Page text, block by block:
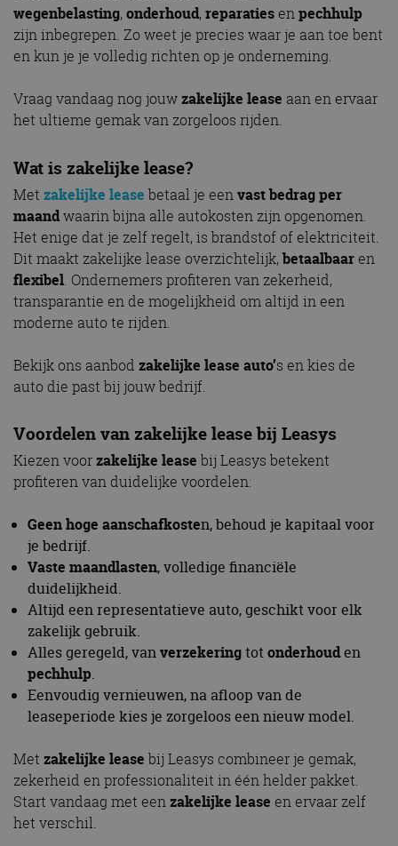
wegenbelasting, onderhoud, reparatiesenpechhulp
zijn inbegrepen. Zo weet je precies waar je aan toe bent
en kun je je volledig richten op je onderneming.
Vraag vandaag nog jouwzakelijke lease aan en ervaar
het ultieme gemak van zorgeloos rijden.
Wat is zakelijke lease?
Met zakelijke lease betaal je eenvast bedrag per
maandwaarin bijna alle autokosten zijn opgenomen.
Het enige dat je zelf regelt, is brandstof of elektriciteit.
Dit maakt zakelijke lease overzichtelijk, betaalbaaren
flexibel. Ondernemers profiteren van zekerheid,
transparantie en de mogelijkheid om altijd in een
moderne auto te rijden.
Bekijk ons aanbod zakelijke lease auto’s en kies de
auto die past bij jouw bedrijf.
Voordelen vanzakelijke leasebij Leasys
Kiezen voorzakelijke lease bij Leasys betekent
profiteren van duidelijke voordelen:
Geen hoge aanschafkosten, behoud je kapitaal voor
je bedrijf.
Vaste maandlasten, volledige financiële
duidelijkheid.
Altijd een representatieve auto, geschikt voor elk
zakelijk gebruik.
Alles geregeld, vanverzekeringtotonderhouden
pechhulp.
Eenvoudig vernieuwen, na afloop van de
leaseperiode kies je zorgeloos een nieuw model.
Met zakelijke lease bij Leasys combineer je gemak,
zekerheid en professionaliteit in één helder pakket.
Start vandaag met eenzakelijke lease en ervaar zelf
het verschil.